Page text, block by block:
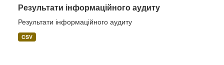
Результати інформаційного аудиту
Результати інформаційного аудиту
CSV